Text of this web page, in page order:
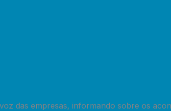
das empresas, informando sobre os